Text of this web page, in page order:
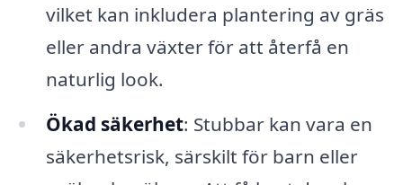
vilket kan inkludera plantering av gräs
eller andra växter för att återfå en
naturlig look.
Ökad säkerhet: Stubbar kan vara en
säkerhetsrisk, särskilt för barn eller